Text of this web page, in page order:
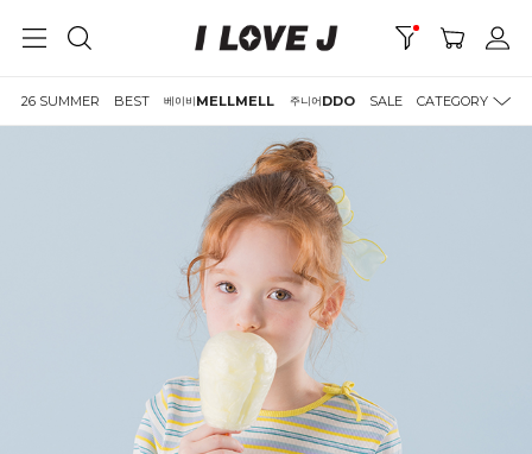
26 SUMMER BEST 베이비MELLMELL 주니어DDO SALE CATEGORY